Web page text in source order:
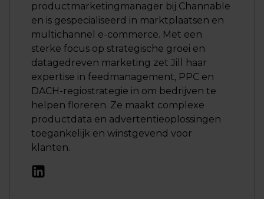
productmarketingmanager bij Channable
en is gespecialiseerd in marktplaatsen en
multichannel e-commerce. Met een
sterke focus op strategische groei en
datagedreven marketing zet Jill haar
expertise in feedmanagement, PPC en
DACH-regiostrategie in om bedrijven te
helpen floreren. Ze maakt complexe
productdata en advertentieoplossingen
toegankelijk en winstgevend voor
klanten.